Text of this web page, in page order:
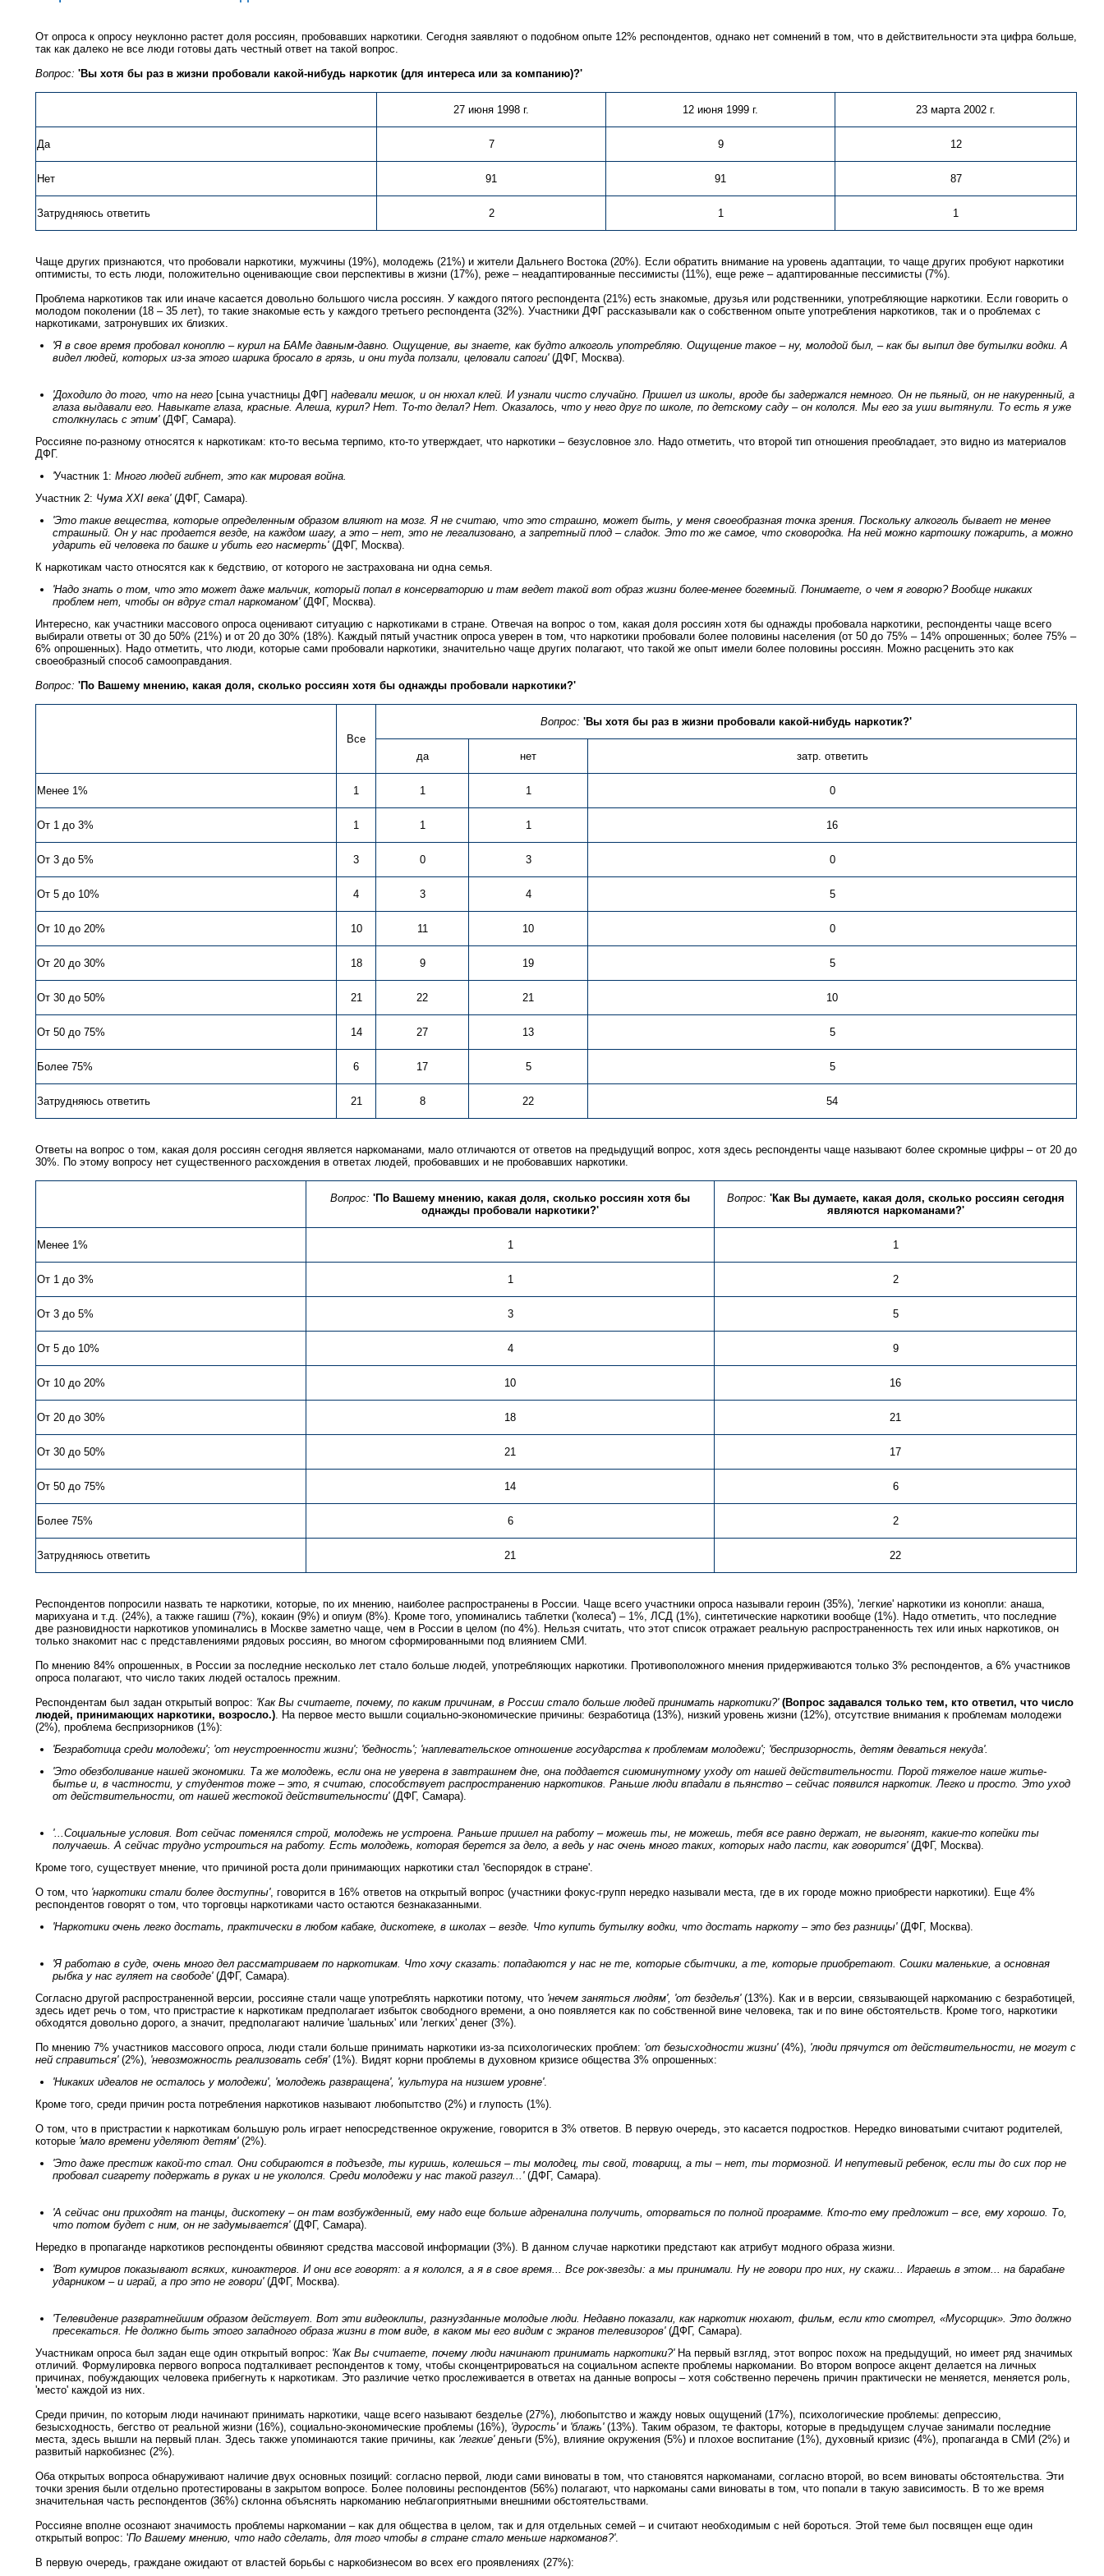
От опроса к опросу неуклонно растет доля россиян, пробовавших наркотики. Сегодня заявляют о подобном опыте 12% респондентов, однако нет сомнений в том, что в действительности эта цифра больше,
так как далеко не все люди готовы дать честный ответ на такой вопрос.
Вопрос: 'Вы хотя бы раз в жизни пробовали какой-нибудь наркотик (для интереса или за компанию)?'
27 июня 1998 г. 12 июня 1999 г. 23 марта 2002 г.
Да 7 9 12
Нет 91 91 87
Затрудняюсь ответить 2 1 1
Чаще других признаются, что пробовали наркотики, мужчины (19%), молодежь (21%) и жители Дальнего Востока (20%). Если обратить внимание на уровень адаптации, то чаще других пробуют наркотики
оптимисты, то есть люди, положительно оценивающие свои перспективы в жизни (17%), реже – неадаптированные пессимисты (11%), еще реже – адаптированные пессимисты (7%).
Проблема наркотиков так или иначе касается довольно большого числа россиян. У каждого пятого респондента (21%) есть знакомые, друзья или родственники, употребляющие наркотики. Если говорить о
молодом поколении (18 – 35 лет), то такие знакомые есть у каждого третьего респондента (32%). Участники ДФГ рассказывали как о собственном опыте употребления наркотиков, так и о проблемах с
наркотиками, затронувших их близких.
'Я в свое время пробовал коноплю – курил на БАМе давным-давно. Ощущение, вы знаете, как будто алкоголь употребляю. Ощущение такое – ну, молодой был, – как бы выпил две бутылки водки. А
видел людей, которых из-за этого шарика бросало в грязь, и они туда ползали, целовали сапоги'(ДФГ, Москва).
'Доходило до того, что на него [сына участницы ДФГ] надевали мешок, и он нюхал клей. И узнали чисто случайно. Пришел из школы, вроде бы задержался немного. Он не пьяный, он не накуренный, а
глаза выдавали его. Навыкате глаза, красные. Алеша, курил? Нет. То-то делал? Нет. Оказалось, что у него друг по школе, по детскому саду – он кололся. Мы его за уши вытянули. То есть я уже
столкнулась с этим'(ДФГ, Самара).
Россияне по-разному относятся к наркотикам: кто-то весьма терпимо, кто-то утверждает, что наркотики – безусловное зло. Надо отметить, что второй тип отношения преобладает, это видно из материалов
ДФГ.
'Участник 1: Много людей гибнет, это как мировая война.
Участник 2: Чума XXI века' (ДФГ, Самара).
'Это такие вещества, которые определенным образом влияют на мозг. Я не считаю, что это страшно, может быть, у меня своеобразная точка зрения. Поскольку алкоголь бывает не менее
страшный. Он у нас продается везде, на каждом шагу, а это – нет, это не легализовано, а запретный плод – сладок. Это то же самое, что сковородка. На ней можно картошку пожарить, а можно
ударить ей человека по башке и убить его насмерть'(ДФГ, Москва).
К наркотикам часто относятся как к бедствию, от которого не застрахована ни одна семья.
'Надо знать о том, что это может даже мальчик, который попал в консерваторию и там ведет такой вот образ жизни более-менее богемный. Понимаете, о чем я говорю? Вообще никаких
проблем нет, чтобы он вдруг стал наркоманом'(ДФГ, Москва).
Интересно, как участники массового опроса оценивают ситуацию с наркотиками в стране. Отвечая на вопрос о том, какая доля россиян хотя бы однажды пробовала наркотики, респонденты чаще всего
выбирали ответы от 30 до 50% (21%) и от 20 до 30% (18%). Каждый пятый участник опроса уверен в том, что наркотики пробовали более половины населения (от 50 до 75% – 14% опрошенных; более 75% –
6% опрошенных). Надо отметить, что люди, которые сами пробовали наркотики, значительно чаще других полагают, что такой же опыт имели более половины россиян. Можно расценить это как
своеобразный способ самооправдания.
Вопрос: 'По Вашему мнению, какая доля, сколько россиян хотя бы однажды пробовали наркотики?'
Все
Вопрос: 'Вы хотя бы раз в жизни пробовали какой-нибудь наркотик?'
да нет затр. ответить
Менее 1% 1 1 1 0
От 1 до 3% 1 1 1 16
От 3 до 5% 3 0 3 0
От 5 до 10% 4 3 4 5
От 10 до 20% 10 11 10 0
От 20 до 30% 18 9 19 5
От 30 до 50% 21 22 21 10
От 50 до 75% 14 27 13 5
Более 75% 6 17 5 5
Затрудняюсь ответить 21 8 22 54
Ответы на вопрос о том, какая доля россиян сегодня является наркоманами, мало отличаются от ответов на предыдущий вопрос, хотя здесь респонденты чаще называют более скромные цифры – от 20 до
30%. По этому вопросу нет существенного расхождения в ответах людей, пробовавших и не пробовавших наркотики.
Вопрос: 'По Вашему мнению, какая доля, сколько россиян хотя бы
однажды пробовали наркотики?'
Вопрос: 'Как Вы думаете, какая доля, сколько россиян сегодня
являются наркоманами?'
Менее 1% 1 1
От 1 до 3% 1 2
От 3 до 5% 3 5
От 5 до 10% 4 9
От 10 до 20% 10 16
От 20 до 30% 18 21
От 30 до 50% 21 17
От 50 до 75% 14 6
Более 75% 6 2
Затрудняюсь ответить 21 22
Респондентов попросили назвать те наркотики, которые, по их мнению, наиболее распространены в России. Чаще всего участники опроса называли героин (35%), 'легкие' наркотики из конопли: анаша,
марихуана и т.д. (24%), а также гашиш (7%), кокаин (9%) и опиум (8%). Кроме того, упоминались таблетки ('колеса') – 1%, ЛСД (1%), синтетические наркотики вообще (1%). Надо отметить, что последние
две разновидности наркотиков упоминались в Москве заметно чаще, чем в России в целом (по 4%). Нельзя считать, что этот список отражает реальную распространенность тех или иных наркотиков, он
только знакомит нас с представлениями рядовых россиян, во многом сформированными под влиянием СМИ.
По мнению 84% опрошенных, в России за последние несколько лет стало больше людей, употребляющих наркотики. Противоположного мнения придерживаются только 3% респондентов, а 6% участников
опроса полагают, что число таких людей осталось прежним.
Респондентам был задан открытый вопрос: 'Как Вы считаете, почему, по каким причинам, в России стало больше людей принимать наркотики?' (Вопрос задавался только тем, кто ответил, что число
людей, принимающих наркотики, возросло.) . На первое место вышли социально-экономические причины: безработица (13%), низкий уровень жизни (12%), отсутствие внимания к проблемам молодежи
(2%), проблема беспризорников (1%):
'Безработица среди молодежи'; 'от неустроенности жизни'; 'бедность'; 'наплевательское отношение государства к проблемам молодежи'; 'беспризорность, детям деваться некуда'.
'Это обезболивание нашей экономики. Та же молодежь, если она не уверена в завтрашнем дне, она поддается сиюминутному уходу от нашей действительности. Порой тяжелое наше житье-
бытье и, в частности, у студентов тоже – это, я считаю, способствует распространению наркотиков. Раньше люди впадали в пьянство – сейчас появился наркотик. Легко и просто. Это уход
от действительности, от нашей жестокой действительности'(ДФГ, Самара).
'...Социальные условия. Вот сейчас поменялся строй, молодежь не устроена. Раньше пришел на работу – можешь ты, не можешь, тебя все равно держат, не выгонят, какие-то копейки ты
получаешь. А сейчас трудно устроиться на работу. Есть молодежь, которая берется за дело, а ведь у нас очень много таких, которых надо пасти, как говорится'(ДФГ, Москва).
Кроме того, существует мнение, что причиной роста доли принимающих наркотики стал 'беспорядок в стране'.
О том, что 'наркотики стали более доступны', говорится в 16% ответов на открытый вопрос (участники фокус-групп нередко называли места, где в их городе можно приобрести наркотики). Еще 4%
респондентов говорят о том, что торговцы наркотиками часто остаются безнаказанными.
'Наркотики очень легко достать, практически в любом кабаке, дискотеке, в школах – везде. Что купить бутылку водки, что достать наркоту – это без разницы'(ДФГ, Москва).
'Я работаю в суде, очень много дел рассматриваем по наркотикам. Что хочу сказать: попадаются у нас не те, которые сбытчики, а те, которые приобретают. Сошки маленькие, а основная
рыбка у нас гуляет на свободе'(ДФГ, Самара).
Согласно другой распространенной версии, россияне стали чаще употреблять наркотики потому, что 'нечем заняться людям', 'от безделья'(13%). Как и в версии, связывающей наркоманию с безработицей,
здесь идет речь о том, что пристрастие к наркотикам предполагает избыток свободного времени, а оно появляется как по собственной вине человека, так и по вине обстоятельств. Кроме того, наркотики
обходятся довольно дорого, а значит, предполагают наличие 'шальных' или 'легких' денег (3%).
По мнению 7% участников массового опроса, люди стали больше принимать наркотики из-за психологических проблем: 'от безысходности жизни'(4%), 'люди прячутся от действительности, не могут с
ней справиться'(2%), 'невозможность реализовать себя'(1%). Видят корни проблемы в духовном кризисе общества 3% опрошенных:
'Никаких идеалов не осталось у молодежи', 'молодежь развращена', 'культура на низшем уровне'.
Кроме того, среди причин роста потребления наркотиков называют любопытство (2%) и глупость (1%).
О том, что в пристрастии к наркотикам большую роль играет непосредственное окружение, говорится в 3% ответов. В первую очередь, это касается подростков. Нередко виноватыми считают родителей,
которые 'мало времени уделяют детям' (2%).
'Это даже престиж какой-то стал. Они собираются в подъезде, ты куришь, колешься – ты молодец, ты свой, товарищ, а ты – нет, ты тормозной. И непутевый ребенок, если ты до сих пор не
пробовал сигарету подержать в руках и не укололся. Среди молодежи у нас такой разгул...'(ДФГ, Самара).
'А сейчас они приходят на танцы, дискотеку – он там возбужденный, ему надо еще больше адреналина получить, оторваться по полной программе. Кто-то ему предложит – все, ему хорошо. То,
что потом будет с ним, он не задумывается'(ДФГ, Самара).
Нередко в пропаганде наркотиков респонденты обвиняют средства массовой информации (3%). В данном случае наркотики предстают как атрибут модного образа жизни.
'Вот кумиров показывают всяких, киноактеров. И они все говорят: а я кололся, а я в свое время... Все рок-звезды: а мы принимали. Ну не говори про них, ну скажи... Играешь в этом... на барабане
ударником – и играй, а про это не говори'(ДФГ, Москва).
'Телевидение развратнейшим образом действует. Вот эти видеоклипы, разнузданные молодые люди. Недавно показали, как наркотик нюхают, фильм, если кто смотрел, «Мусорщик». Это должно
пресекаться. Не должно быть этого западного образа жизни в том виде, в каком мы его видим с экранов телевизоров'(ДФГ, Самара).
Участникам опроса был задан еще один открытый вопрос: 'Как Вы считаете, почему люди начинают принимать наркотики?' На первый взгляд, этот вопрос похож на предыдущий, но имеет ряд значимых
отличий. Формулировка первого вопроса подталкивает респондентов к тому, чтобы сконцентрироваться на социальном аспекте проблемы наркомании. Во втором вопросе акцент делается на личных
причинах, побуждающих человека прибегнуть к наркотикам. Это различие четко прослеживается в ответах на данные вопросы – хотя собственно перечень причин практически не меняется, меняется роль,
'место' каждой из них.
Среди причин, по которым люди начинают принимать наркотики, чаще всего называют безделье (27%), любопытство и жажду новых ощущений (17%), психологические проблемы: депрессию,
безысходность, бегство от реальной жизни (16%), социально-экономические проблемы (16%), 'дурость'и 'блажь'(13%). Таким образом, те факторы, которые в предыдущем случае занимали последние
места, здесь вышли на первый план. Здесь также упоминаются такие причины, как 'легкие'деньги (5%), влияние окружения (5%) и плохое воспитание (1%), духовный кризис (4%), пропаганда в СМИ (2%) и
развитый наркобизнес (2%).
Оба открытых вопроса обнаруживают наличие двух основных позиций: согласно первой, люди сами виноваты в том, что становятся наркоманами, согласно второй, во всем виноваты обстоятельства. Эти
точки зрения были отдельно протестированы в закрытом вопросе. Более половины респондентов (56%) полагают, что наркоманы сами виноваты в том, что попали в такую зависимость. В то же время
значительная часть респондентов (36%) склонна объяснять наркоманию неблагоприятными внешними обстоятельствами.
Россияне вполне осознают значимость проблемы наркомании – как для общества в целом, так и для отдельных семей – и считают необходимым с ней бороться. Этой теме был посвящен еще один
открытый вопрос: 'По Вашему мнению, что надо сделать, для того чтобы в стране стало меньше наркоманов?'.
В первую очередь, граждане ожидают от властей борьбы с наркобизнесом во всех его проявлениях (27%):